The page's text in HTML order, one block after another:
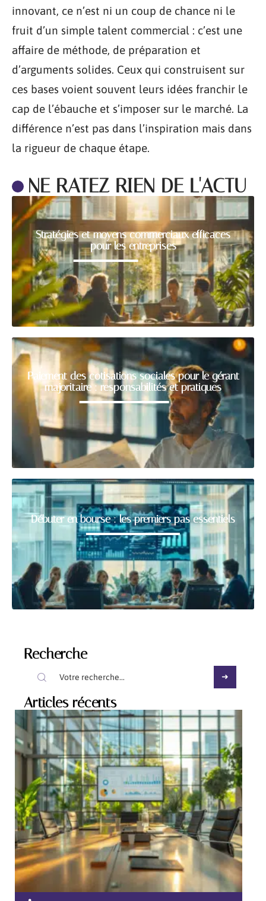
innovant, ce n’est ni un coup de chance ni le
fruit d’un simple talent commercial : c’est une
affaire de méthode, de préparation et
d’arguments solides. Ceux qui construisent sur
ces bases voient souvent leurs idées franchir le
cap de l’ébauche et s’imposer sur le marché. La
différence n’est pas dans l’inspiration mais dans
la rigueur de chaque étape.
NE RATEZ RIEN DE L'ACTU
Stratégies et moyens commerciaux efficaces
pour les entreprises
Paiement des cotisations sociales pour le gérant
majoritaire : responsabilités et pratiques
Débuter en bourse : les premiers pas essentiels
Recherche
Articles récents